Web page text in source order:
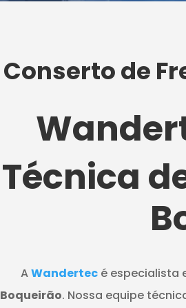
Conserto de
Técnica
AWandertec é especialista
Boqueirão. Nossa equipe